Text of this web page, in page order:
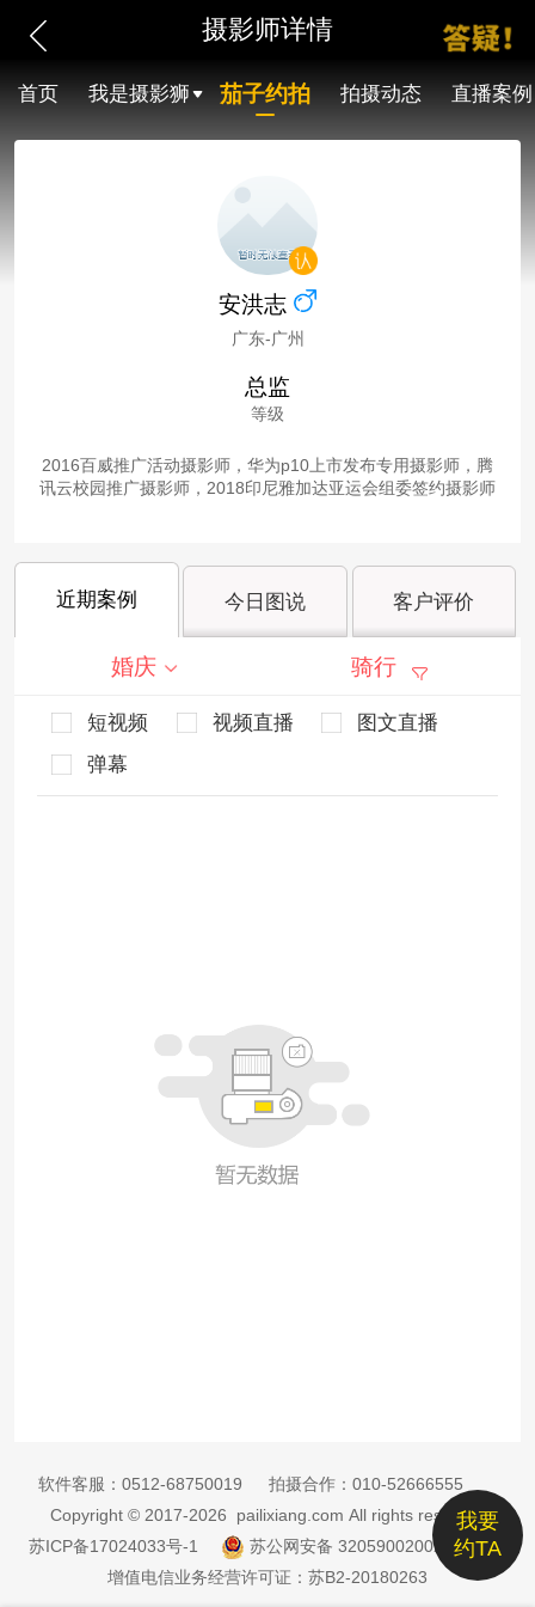
摄影师详情
首页 我是摄影狮 茄子约拍 拍摄动态 直播案例
安洪志
广东-广州
总监
等级
2016百威推广活动摄影师，华为p10上市发布专用摄影师，腾
讯云校园推广摄影师，2018印尼雅加达亚运会组委签约摄影师
近期案例 今日图说 客户评价
婚庆 骑行
短视频 视频直播
图文直播
弹幕
我要
约TA
软件客服： 0512-68750019 拍摄合作： 010-52666555
Copyright © 2017-2026 pailixiang.com All rights reserved
苏ICP备17024033号-1
苏公网安备 32059002002885号
增值电信业务经营许可证：苏B2-20180263